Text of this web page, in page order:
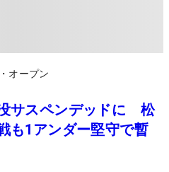
オープン
サスペンデッドに 松
も1アンダー堅守で暫